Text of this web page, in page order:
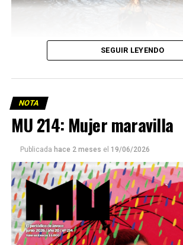
Este número 215 de MU ☝️viene con
podría ser una frase:
Sin chamuyo, a
SEGUIR LEYENDO
NOTA
MU 214: Mujer maravilla
Publicada hace 2 meses el 19/06/2026